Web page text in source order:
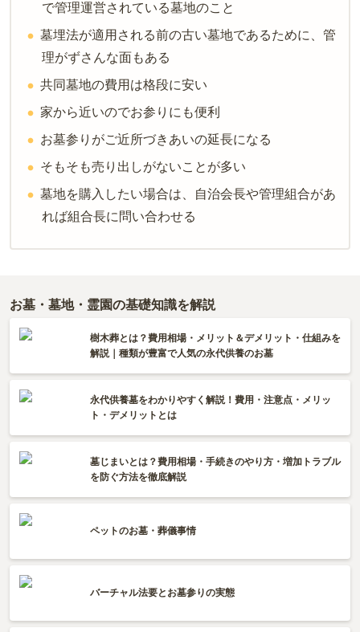
で管理運営されている墓地のこと
墓埋法が適用される前の古い墓地であるために、管
理がずさんな面もある
共同墓地の費用は格段に安い
家から近いのでお参りにも便利
お墓参りがご近所づきあいの延長になる
そもそも売り出しがないことが多い
墓地を購入したい場合は、自治会長や管理組合があ
れば組合長に問い合わせる
お墓・墓地・霊園の基礎知識を解説
樹木葬とは？費用相場・メリット＆デメリット・仕組みを
解説｜種類が豊富で人気の永代供養のお墓
永代供養墓をわかりやすく解説！費用・注意点・メリッ
ト・デメリットとは
墓じまいとは？費用相場・手続きのやり方・増加トラブル
を防ぐ方法を徹底解説
ペットのお墓・葬儀事情
バーチャル法要とお墓参りの実態